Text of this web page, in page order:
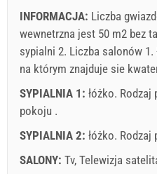
Warunki
INFORMACJA: Liczba
wewnetrzna jest 50 m2 bez
sypialni 2. Liczba salonów
na którym znajduje sie
SYPIALNIA 1: łóżko.
pokoju .
SYPIALNIA 2: łóżko. Rodzaj
SALONY: Tv, Telewizja